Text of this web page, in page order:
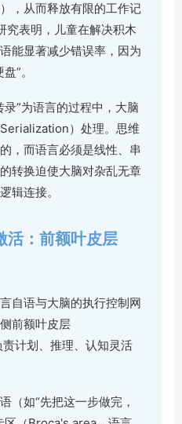
，从而释放有限的工作记
表明，儿童在解决积木
能显著减少错误率，因为
”。
”为语言的过程中，大脑
）处理。思维
，而语言必须是线性、串
转换迫使大脑对杂乱无章
辑连接。
活：前额叶皮层
自语与大脑的执行控制网
前额叶皮层
责计划、推理、认知灵活
（如“先把这一步做完，